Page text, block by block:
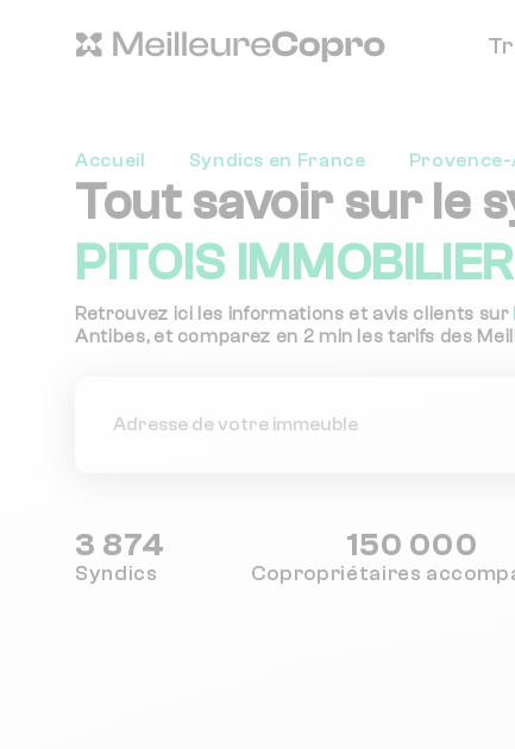
Accueil Syndics en France
Tout savoir sur le
PITOIS
Retrouvez ici les informations et avis clients sur
Antibes, et comparez en 2 min les tarifs des
3 874
Syndics
150 000
Copropriétaires